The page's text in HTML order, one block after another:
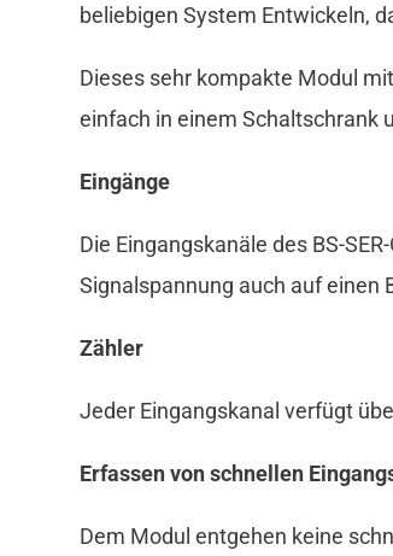
beliebigen System Entwickeln,
Dieses sehr kompakte Modul
einfach in einem Schaltschrank
Eingänge
Die Eingangskanäle des BS-
Signalspannung auch auf einen
Zähler
Jeder Eingangskanal verfügt
Erfassen von schnellen
Dem Modul entgehen keine